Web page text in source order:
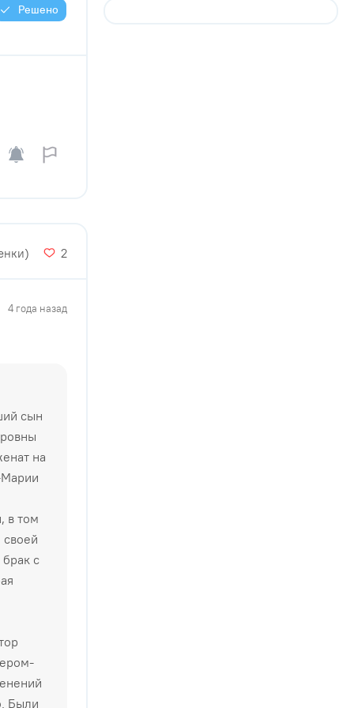
Решено
2
4 года назад
сын
на
в том
с
Были